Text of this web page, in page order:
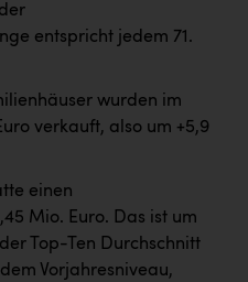
entspricht jedem 71.
wurden im
verkauft, also um +5,9
einen
Mio. Euro. Das ist um
der Top-Ten Durchschnitt
Vorjahresniveau,